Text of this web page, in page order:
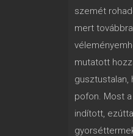
szemét
mert
mutatott
gusztustalan,
pofon. Most
indított,